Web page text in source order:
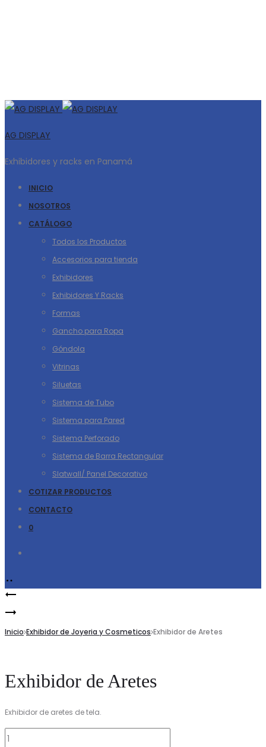
AG DISPLAY
Exhibidores y racks en Panamá
INICIO
NOSOTROS
CATÁLOGO
Todos los Productos
Accesorios para tienda
Exhibidores
Exhibidores Y Racks
Formas
Gancho para Ropa
Góndola
Vitrinas
Siluetas
Sistema de Tubo
Sistema para Pared
Sistema Perforado
Sistema de Barra Rectangular
Slatwall/ Panel Decorativo
COTIZAR PRODUCTOS
CONTACTO
0
Product
navigation
Collar
Exhiboidor
de
Inicio Exhibidor de Joyeria y Cosmeticos Exhibidor de Aretes
Exhibidor de Aretes
Exhibidor de aretes de tela.
Exhibidor